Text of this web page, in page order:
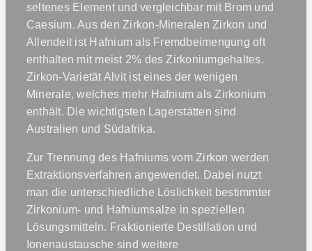
seltenes Element und vergleichbar mit Brom und
Caesium. Aus den Zirkon-Mineralen Zirkon und
Allendeit ist Hafnium als Fremdbeimengung oft
enthalten mit meist 2% des Zirkoniumgehaltes.
Zirkon-Varietät Alvit ist eines der wenigen
Minerale, welches mehr Hafnium als Zirkonium
enthält. Die wichtigsten Lagerstätten sind
Australien und Südafrika.
Zur Trennung des Hafniums vom Zirkon werden
Extraktionsverfahren angewendet. Dabei nutzt
man die unterschiedliche Löslichkeit bestimmter
Zirkonium- und Hafniumsalze in speziellen
Lösungsmitteln. Fraktionierte Destillation und
Ionenaustausche sind weitere